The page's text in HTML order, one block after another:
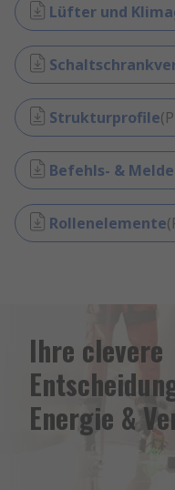
Lüfter und
Strukturprofile(
Befehls- &
Rollenelemente(
Ihre clevere
Energie &